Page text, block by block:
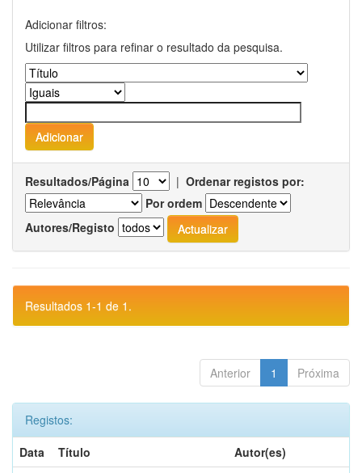
Adicionar filtros:
Utilizar filtros para refinar o resultado da pesquisa.
Resultados/Página | Ordenar registos por:
Por ordem
Autores/Registo
Resultados 1-1 de 1.
Anterior 1 Próxima
Registos:
Data
Título
Autor(es)